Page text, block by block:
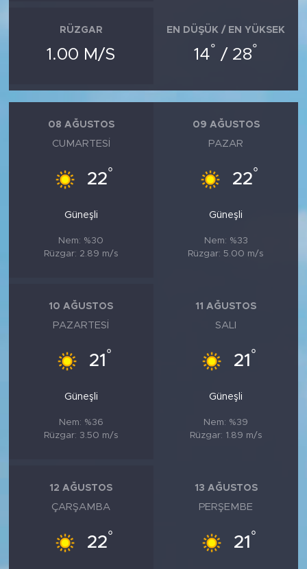
RÜZGAR
1.00 M/S
EN DÜŞÜK / EN YÜKSEK
14° / 28°
08 AĞUSTOS
CUMARTESI
22°
Güneşli
Nem: %30
Rüzgar: 2.89 m/s
09 AĞUSTOS
PAZAR
22°
Güneşli
Nem: %33
Rüzgar: 5.00 m/s
10 AĞUSTOS
PAZARTESI
21 °
Güneşli
Nem: %36
Rüzgar: 3.50 m/s
11 AĞUSTOS
SALI
21 °
Güneşli
Nem: %39
Rüzgar: 1.89 m/s
12 AĞUSTOS
ÇARŞAMBA
22°
13 AĞUSTOS
PERŞEMBE
21 °